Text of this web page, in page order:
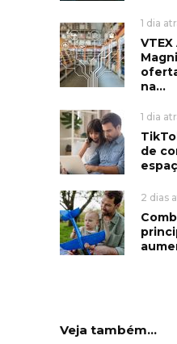
1 dia
na...
1 dia
de
2 dias
Veja também...